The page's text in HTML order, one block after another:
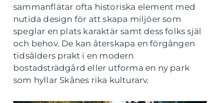
sammanflätar ofta historiska element med
nutida design för att skapa miljöer som
speglar en plats karaktär samt dess folks själ
och behov. De kan återskapa en förgången
tidsålders prakt i en modern
bostadsträdgård eller utforma en ny park
som hyllar Skånes rika kulturarv.